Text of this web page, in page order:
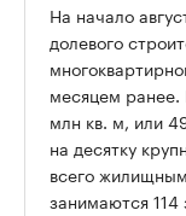
На начало
долевого
месяцем ранее.
млн кв. м, или
на десятку
всего
занимаются